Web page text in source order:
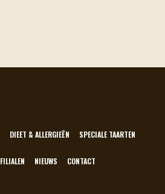
DIEET & ALLERGIEËN SPECIALE TAARTEN
FILIALEN NIEUWS CONTACT